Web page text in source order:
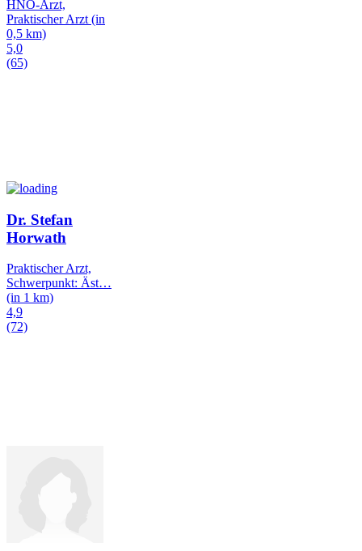
HNO-Arzt,
Praktischer Arzt (in
0,5 km)
5,0
(65)
Dr. Stefan
Horwath
Praktischer Arzt,
Schwerpunkt: Äst…
(in 1 km)
4,9
(72)